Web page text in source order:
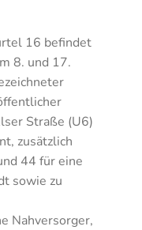
16 befindet
8. und 17.
Straße (U6)
zusätzlich
44 für eine
sowie zu
Nahversorger,